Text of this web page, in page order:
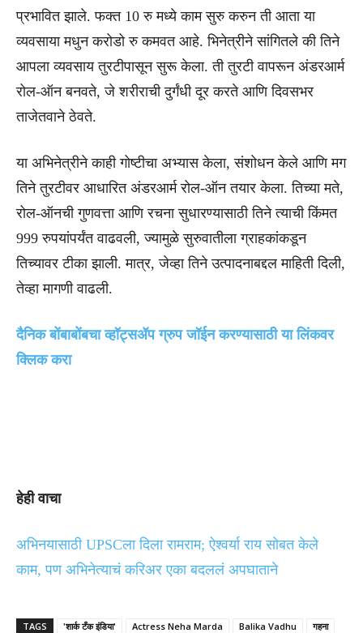
प्रभावित झाले. फक्त 10 रु मध्ये काम सुरु करुन ती आता या
व्यवसाया मधुन करोडो रु कमवत आहे. भिनेत्रीने सांगितले की तिने
आपला व्यवसाय तुरटीपासून सुरू केला. ती तुरटी वापरून अंडरआर्म
रोल-ऑन बनवते, जे शरीराची दुर्गंधी दूर करते आणि दिवसभर
ताजेतवाने ठेवते.
या अभिनेत्रीने काही गोष्टीचा अभ्यास केला, संशोधन केले आणि मग
तिने तुरटीवर आधारित अंडरआर्म रोल-ऑन तयार केला. तिच्या मते,
रोल-ऑनची गुणवत्ता आणि रचना सुधारण्यासाठी तिने त्याची किंमत
999 रुपयांपर्यंत वाढवली, ज्यामुळे सुरुवातीला ग्राहकांकडून
तिच्यावर टीका झाली. मात्र, जेव्हा तिने उत्पादनाबद्दल माहिती दिली,
तेव्हा मागणी वाढली.
दैनिक बोंबाबोंबचा व्हॉट्सॲप ग्रुप जॉईन करण्यासाठी या लिंकवर
क्लिक करा
हेही वाचा
अभिनयासाठी UPSCला दिला रामराम; ऐश्वर्या राय सोबत केले
काम, पण अभिनेत्याचं करिअर एका बदललं अपघाताने
TAGS 'शार्क टँक इंडिया' Actress Neha Marda Balika Vadhu
गहना